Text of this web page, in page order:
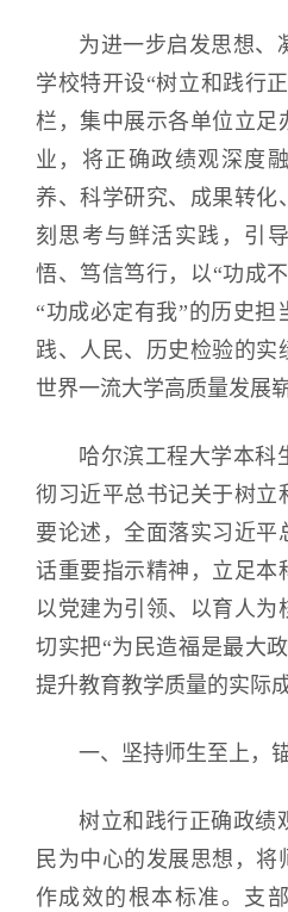
为进一步启发思想、
学校特开设“树立和践行
栏，集中展示各单位立足
业，将正确政绩观深度
养、科学研究、成果转化
刻思考与鲜活实践，引
悟、笃信笃行，以“功成
“功成必定有我”的历史担
践、人民、历史检验的实
世界一流大学高质量发展
哈尔滨工程大学本科
彻习近平总书记关于树立
要论述，全面落实习近平
话重要指示精神，立足本
以党建为引领、以育人为
切实把“为民造福是最大
提升教育教学质量的实际成
一、坚持师生至上，
树立和践行正确政绩
民为中心的发展思想，将
作成效的根本标准。支